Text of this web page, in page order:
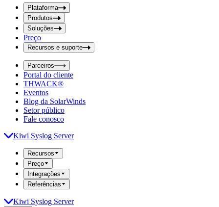
u
t
S
e
a
r
c
h
b
o
x
Plataforma
Produtos
Soluções
Preço
Recursos e suporte
Parceiros
Portal do cliente
THWACK®
Eventos
Blog da SolarWinds
Setor público
Fale conosco
Kiwi Syslog Server
Recursos
Preço
Integrações
Referências
Kiwi Syslog Server